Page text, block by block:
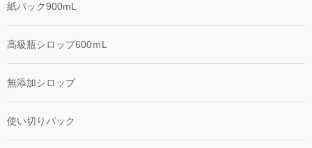
紙パック900mL
高級瓶シロップ600ｍL
無添加シロップ
使い切りパック